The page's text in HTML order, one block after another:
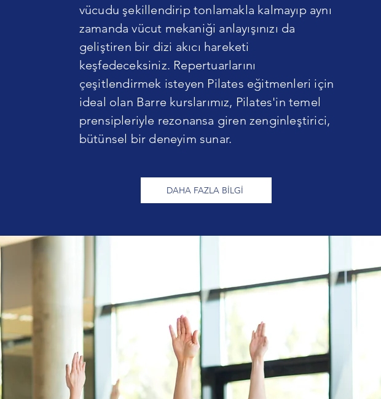
vücudu şekillendirip tonlamakla kalmayıp aynı
zamanda vücut mekaniği anlayışınızı da
geliştiren bir dizi akıcı hareketi
keşfedeceksiniz. Repertuarlarını
çeşitlendirmek isteyen Pilates eğitmenleri için
ideal olan Barre kurslarımız, Pilates'in temel
prensipleriyle rezonansa giren zenginleştirici,
bütünsel bir deneyim sunar.
DAHA FAZLA BİLGİ